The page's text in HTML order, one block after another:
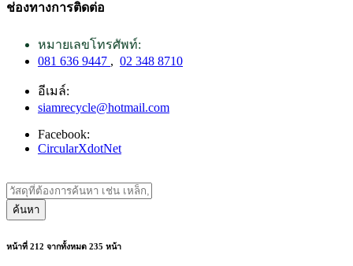
ช่องทางการติดต่อ
หมายเลขโทรศัพท์:
081 636 9447 , 02 348 8710
อีเมล์:
siamrecycle@hotmail.com
Facebook:
CircularXdotNet
ค้นหา
หน้าที่ 212 จากทั้งหมด 235 หน้า